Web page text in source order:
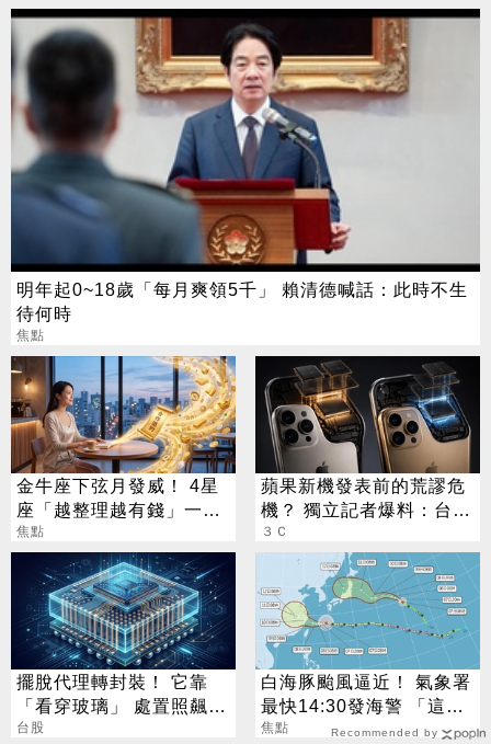
明年起0~18歲「每月爽領5千」 賴清德喊話：此時不生
待何時
焦點
金牛座下弦月發威！ 4星
座「越整理越有錢」一路
旺運到10月
焦點
蘋果新機發表前的荒謬危
機？ 獨立記者爆料：台積
電在等DRAM
３Ｃ
擺脫代理轉封裝！ 它靠
「看穿玻璃」 處置照飆2
漲停
台股
白海豚颱風逼近！ 氣象署
最快14:30發海警 「這
天」風雨最猛烈
焦點 Recommended by